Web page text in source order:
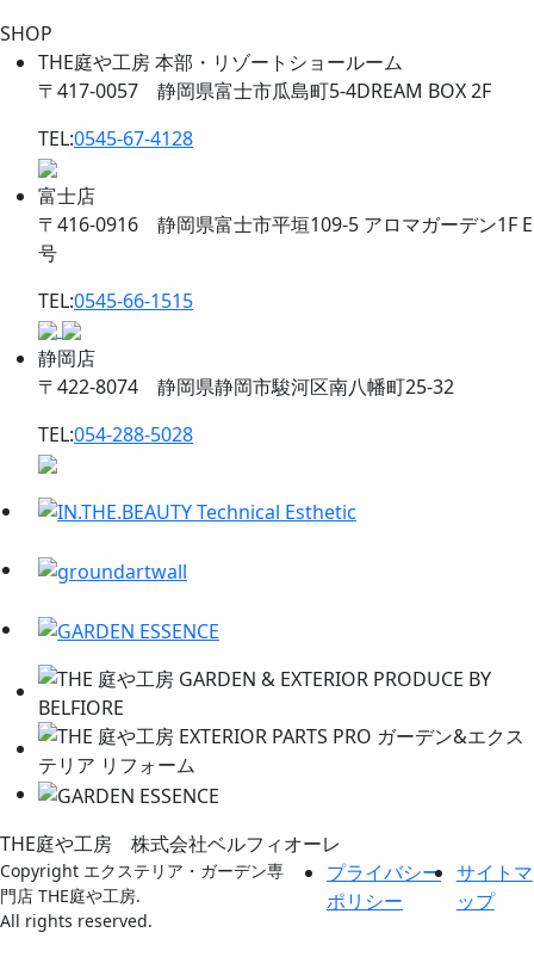
SHOP
THE庭や工房 本部・リゾートショールーム
〒417-0057 静岡県富士市瓜島町5-4DREAM BOX 2F
TEL:0545-67-4128
富士店
〒416-0916 静岡県富士市平垣109-5 アロマガーデン1F E
号
TEL:0545-66-1515
静岡店
〒422-8074 静岡県静岡市駿河区南八幡町25-32
TEL:054-288-5028
THE庭や工房 株式会社ベルフィオーレ
Copyright エクステリア・ガーデン専
門店 THE庭や工房.
All rights reserved.
プライバシー
ポリシー
サイトマ
ップ